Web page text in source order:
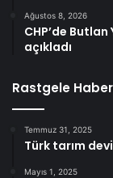
Ağustos 8, 2026
CHP’de Butlan
açıkladı
Rastgele
Temmuz 31, 2025
Türk tarım
Mayıs 1, 2025